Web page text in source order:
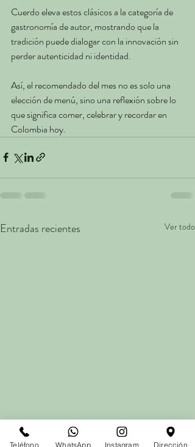
Cuerdo eleva estos clásicos a la categoría de
gastronomía de autor, mostrando que la
tradición puede dialogar con la innovación sin
perder autenticidad ni identidad.
Así, el recomendado del mes no es solo una
elección de menú, sino una reflexión sobre lo
que significa comer, celebrar y recordar en
Colombia hoy.
Entradas recientes Ver todo
Teléfono WhatsApp Instagram Dirección